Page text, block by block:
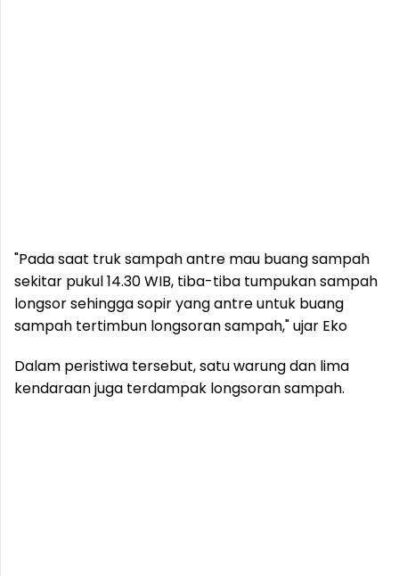
"Pada saat truk sampah antre mau buang sampah
sekitar pukul 14.30 WIB, tiba-tiba tumpukan sampah
longsor sehingga sopir yang antre untuk buang
sampah tertimbun longsoran sampah," ujar Eko
Dalam peristiwa tersebut, satu warung dan lima
kendaraan juga terdampak longsoran sampah.